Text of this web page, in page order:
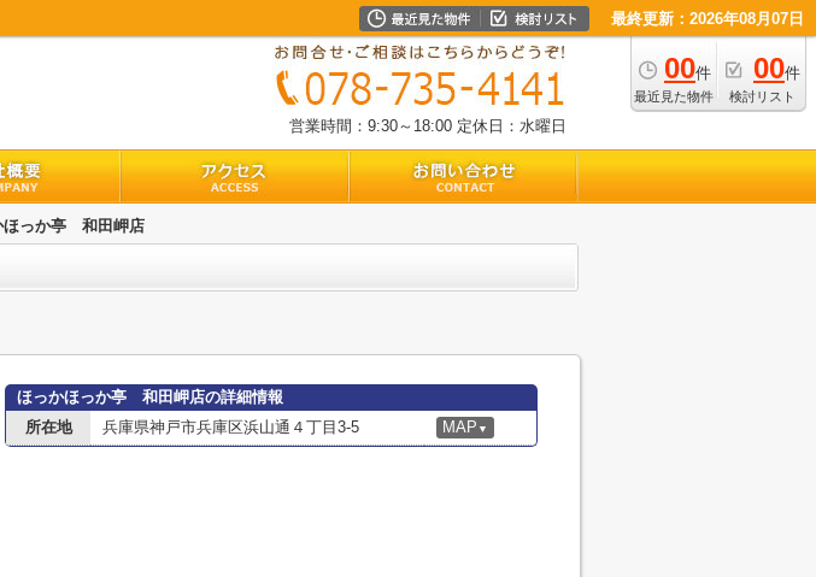
最終更新：2026年08月07日
00件
最近見た物件
00件
検討リスト
営業時間：9:30～18:00 定休日：水曜日
ほっか亭 和田岬店
ほっかほっか亭 和田岬店の詳細情報
所在地
兵庫県神戸市兵庫区浜山通４丁目3-5 MAP ▼